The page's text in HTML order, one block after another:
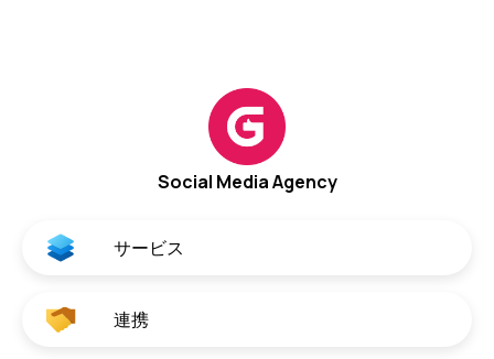
Social Media Agency
サービス
連携